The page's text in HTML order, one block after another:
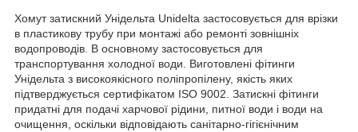
Хомут затискний Унідельта Unidelta застосовується для врізки
в пластикову трубу при монтажі або ремонті зовнішніх
водопроводів. В основному застосовується для
транспортування холодної води. Виготовлені фітинги
Унідельта з високоякісного поліпропілену, якість яких
підтверджується сертифікатом ISO 9002. Затискні фітинги
придатні для подачі харчової рідини, питної води і води на
очищення, оскільки відповідають санітарно-гігієнічним